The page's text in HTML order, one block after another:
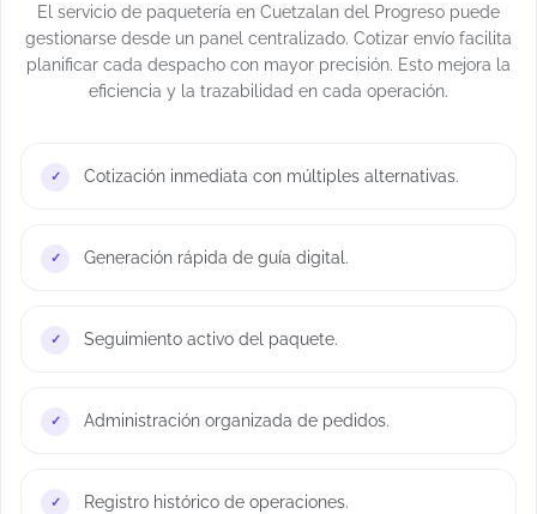
El servicio de paquetería en Cuetzalan del Progreso puede
gestionarse desde un panel centralizado. Cotizar envío facilita
planificar cada despacho con mayor precisión. Esto mejora la
eficiencia y la trazabilidad en cada operación.
Cotización inmediata con múltiples alternativas.
Generación rápida de guía digital.
Seguimiento activo del paquete.
Administración organizada de pedidos.
Registro histórico de operaciones.